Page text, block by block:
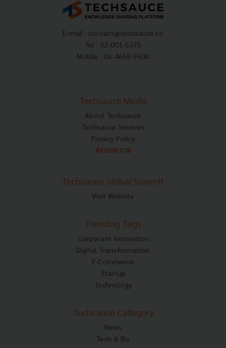
E-mail : contact@techsauce.co
Tel : 02-001-5375
Mobile : 06-4658-9500
Techsauce Media
About Techsauce
Techsauce Services
Privacy Policy
ส่งบทความ
Techsauce Global Summit
Visit Website
Trending Tags
Corporate Innovation
Digital Transformation
E-Commerce
Startup
Technology
Techsauce Category
News
Tech & Biz